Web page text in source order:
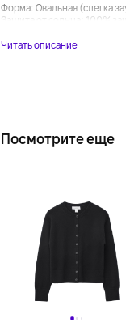
Форма: Овальная (слегка
Защита от солнца: 100%
Читать описание
Посмотрите еще